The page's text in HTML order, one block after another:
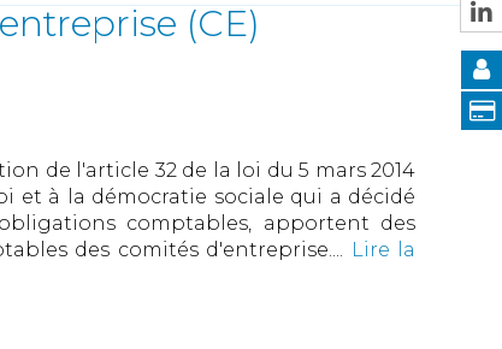
(CE)
de l'article 32 de la loi du 5 mars 2014
et à la démocratie sociale qui a décidé
comptables, apportent des
des comités d'entreprise.... Lire la